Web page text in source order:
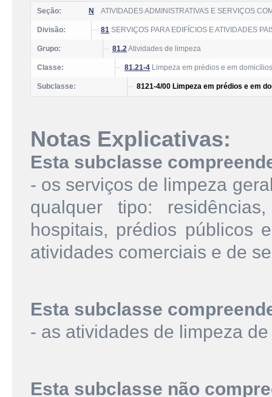
Seção: N ATIVIDADES ADMINISTRATIVAS E SERVIÇOS
Divisão: 81 SERVIÇOS PARA EDIFÍCIOS E ATIVIDADES
Grupo: 81.2Atividades de limpeza
Classe: 81.21-4 Limpeza em prédios e em domicílios
Subclasse: 8121-4/00 Limpeza em prédios e em
Notas Explicativas:
Esta subclasse
- os serviços de limpeza
qualquer tipo:
hospitais, prédios públicos
atividades comerciais e de
Esta subclasse
- as atividades de limpeza
Esta subclasse não